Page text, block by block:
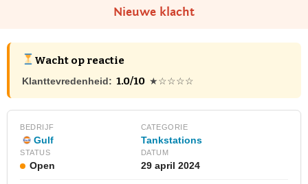
Nieuwe klacht
Wacht op reactie
Klanttevredenheid: 1.0/10 ★☆☆☆☆
BEDRIJF
Gulf
CATEGORIE
Tankstations
STATUS
Open
DATUM
29 april 2024